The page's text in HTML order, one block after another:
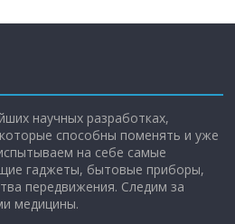
научных разработках,
способны поменять и уже
на себе самые
гаджеты, бытовые приборы,
передвижения. Следим за
медицины.